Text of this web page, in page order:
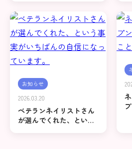
お知らせ
2026.03.20
ベテランネイリストさん
が選んでくれた、という